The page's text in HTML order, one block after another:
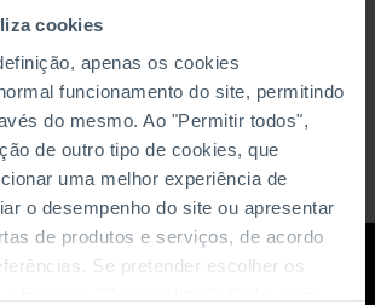
cookies
apenas os cookies
funcionamento do site, permitindo
do mesmo. Ao "Permitir todos",
de outro tipo de cookies, que
uma melhor experiência de
o desempenho do site ou apresentar
de produtos e serviços, de acordo
Se pretender escolher os